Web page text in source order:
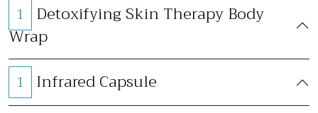
1
Detoxifying Skin Therapy Body
Wrap
1 Infrared Capsule